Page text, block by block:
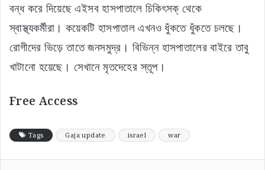
বন্ধ করে দিয়েছে এইসব হাসপাতালে চিকিৎসক্ থেকে
স্বাস্থ্যকর্মীরা। কয়েকটি হাসপাতাল এখনও ধুঁকতে ধুঁকতে চলছে।
রোগীদের ভিড়ে তাতে জনসমুদ্র। বিভিন্ন হাসপাতালের বাইরে তাবু
খাটানো হয়েছে। সেখানে মৃতদেহের স্তূপ।
Free Access
Tags Gaja update israel war